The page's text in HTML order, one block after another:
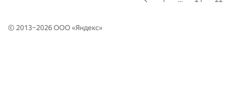
© 2013–2026 ООО «Яндекс»